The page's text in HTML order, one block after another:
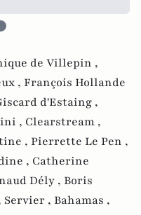
de Villepin ,
, François Hollande
d'Estaing ,
, Clearstream ,
, Pierrette Le Pen ,
, Catherine
Dély , Boris
Servier , Bahamas ,